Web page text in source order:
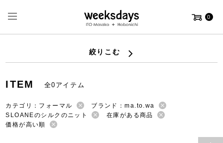
0
絞りこむ
ITEM 全0アイテム
カテゴリ：フォーマル
ブランド：ma.to.wa
SLOANEのシルクのニット
在庫がある商品
価格が高い順